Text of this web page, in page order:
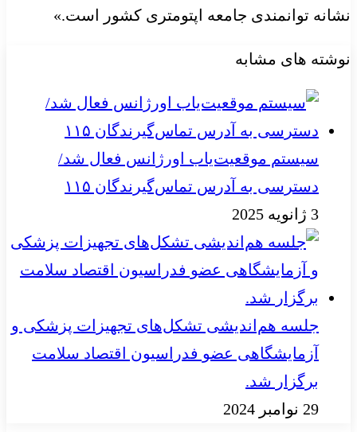
نشانه توانمندی جامعه اپتومتری کشور است.»
نوشته های مشابه
سیستم موقعیت‌یاب اورژانس فعال شد/
دسترسی به آدرس تماس‌گیرندگان ۱۱۵
3 ژانویه 2025
جلسه هم‌اندیشی تشکل‌های تجهیزات پزشکی و
آزمایشگاهی عضو فدراسیون اقتصاد سلامت
برگزار شد.
29 نوامبر 2024